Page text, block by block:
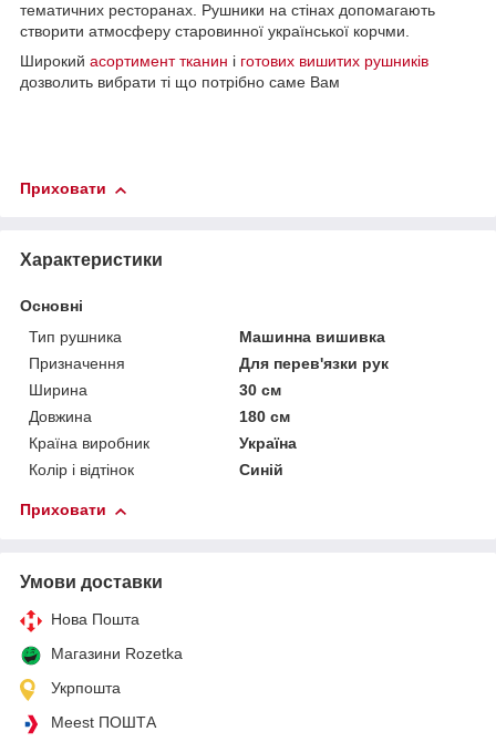
тематичних ресторанах. Рушники на стінах допомагають
створити атмосферу старовинної української корчми.
Широкий асортимент тканин і готових вишитих рушників
дозволить вибрати ті що потрібно саме Вам
Приховати
Характеристики
Основні
Тип рушника
Машинна вишивка
Призначення
Для перев'язки рук
Ширина
30 см
Довжина
180 см
Країна виробник
Україна
Колір і відтінок
Синій
Приховати
Умови доставки
Нова Пошта
Магазини Rozetka
Укрпошта
Meest ПОШТА